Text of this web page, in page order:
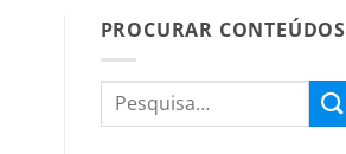
PROCURAR CONTEÚDOS